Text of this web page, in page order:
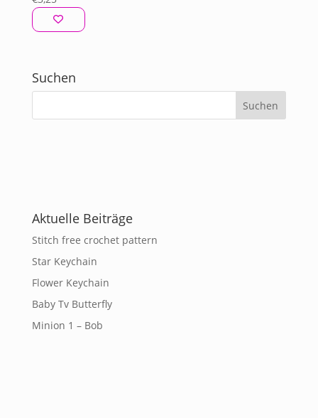
Suchen
Aktuelle Beiträge
Stitch free crochet pattern
Star Keychain
Flower Keychain
Baby Tv Butterfly
Minion 1 – Bob